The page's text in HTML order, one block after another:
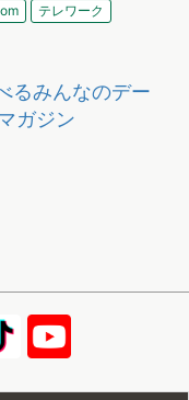
テレワーク
るみんなのデー
ガジン